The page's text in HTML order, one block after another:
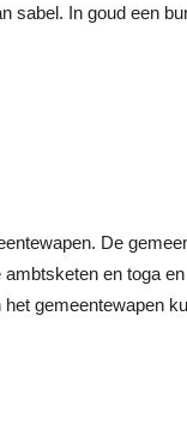
sabel. In goud een
De
en toga
gemeentewapen